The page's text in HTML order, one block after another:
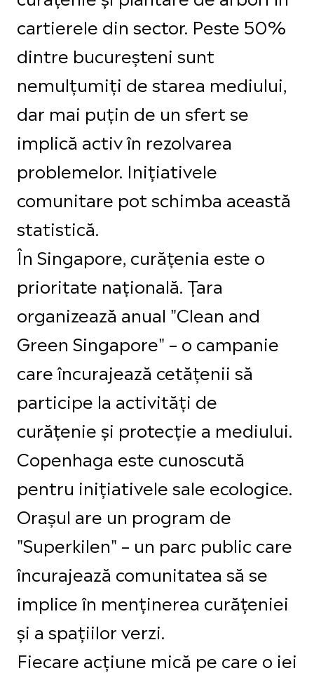
cartierele din sector. Peste 50%
dintre bucureșteni sunt
nemulțumiți de starea mediului,
dar mai puțin de un sfert se
implică activ în rezolvarea
problemelor. Inițiativele
comunitare pot schimba această
statistică.
În Singapore, curățenia este o
prioritate națională. Țara
organizează anual "Clean and
Green Singapore" – o campanie
care încurajează cetățenii să
participe la activități de
curățenie și protecție a mediului.
Copenhaga este cunoscută
pentru inițiativele sale ecologice.
Orașul are un program de
"Superkilen" – un parc public care
încurajează comunitatea să se
implice în menținerea curățeniei
și a spațiilor verzi.
Fiecare acțiune mică pe care o iei